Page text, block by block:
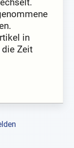
in
die Zeit